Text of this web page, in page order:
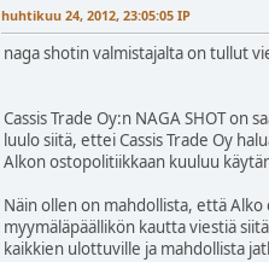
huhtikuu 24, 2012, 23:05:05 IP
naga shotin valmistajalta on tullut
Cassis Trade Oy:n NAGA SHOT
luulo siitä, ettei Cassis Trade Oy
Alkon ostopolitiikkaan kuuluu
Näin ollen on mahdollista, että
myymäläpäällikön kautta viestiä
kaikkien ulottuville ja mahdollista